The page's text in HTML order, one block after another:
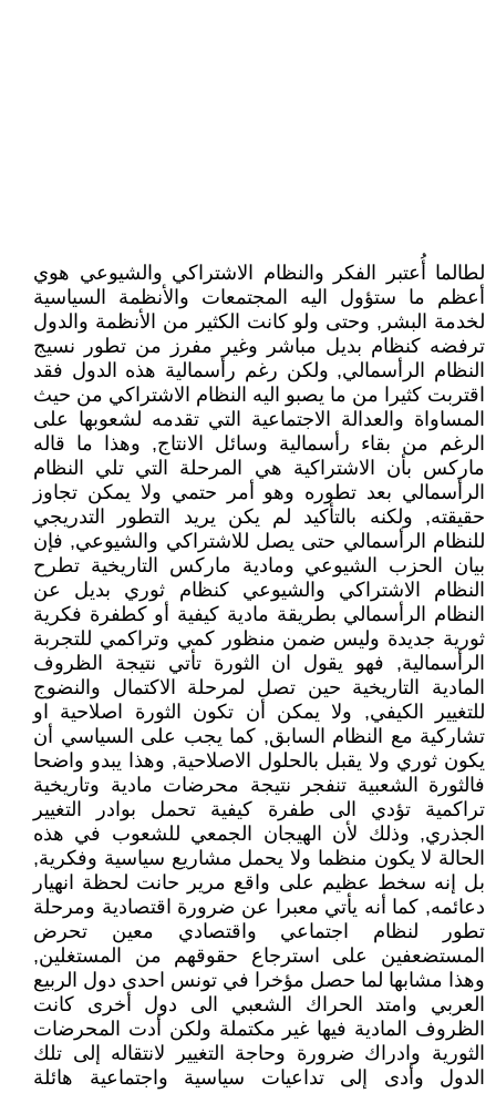
لطالما أُعتبر الفكر والنظام الاشتراكي والشيوعي هوي
أعظم ما ستؤول اليه المجتمعات والأنظمة السياسية
لخدمة البشر, وحتى ولو كانت الكثير من الأنظمة والدول
ترفضه كنظام بديل مباشر وغير مفرز من تطور نسيج
النظام الرأسمالي, ولكن رغم رأسمالية هذه الدول فقد
اقتربت كثيرا من ما يصبو اليه النظام الاشتراكي من حيث
المساواة والعدالة الاجتماعية التي تقدمه لشعوبها على
الرغم من بقاء رأسمالية وسائل الانتاج, وهذا ما قاله
ماركس بأن الاشتراكية هي المرحلة التي تلي النظام
الرأسمالي بعد تطوره وهو أمر حتمي ولا يمكن تجاوز
حقيقته, ولكنه بالتأكيد لم يكن يريد التطور التدريجي
للنظام الرأسمالي حتى يصل للاشتراكي والشيوعي, فإن
بيان الحزب الشيوعي ومادية ماركس التاريخية تطرح
النظام الاشتراكي والشيوعي كنظام ثوري بديل عن
النظام الرأسمالي بطريقة مادية كيفية أو كطفرة فكرية
ثورية جديدة وليس ضمن منظور كمي وتراكمي للتجربة
الرأسمالية, فهو يقول ان الثورة تأتي نتيجة الظروف
المادية التاريخية حين تصل لمرحلة الاكتمال والنضوج
للتغيير الكيفي, ولا يمكن أن تكون الثورة اصلاحية او
تشاركية مع النظام السابق, كما يجب على السياسي أن
يكون ثوري ولا يقبل بالحلول الاصلاحية, وهذا يبدو واضحا
فالثورة الشعبية تنفجر نتيجة محرضات مادية وتاريخية
تراكمية تؤدي الى طفرة كيفية تحمل بوادر التغيير
الجذري, وذلك لأن الهيجان الجمعي للشعوب في هذه
الحالة لا يكون منظما ولا يحمل مشاريع سياسية وفكرية,
بل إنه سخط عظيم على واقع مرير حانت لحظة انهيار
دعائمه, كما أنه يأتي معبرا عن ضرورة اقتصادية ومرحلة
تطور لنظام اجتماعي واقتصادي معين تحرض
المستضعفين على استرجاع حقوقهم من المستغلين,
وهذا مشابها لما حصل مؤخرا في تونس احدى دول الربيع
العربي وامتد الحراك الشعبي الى دول أخرى كانت
الظروف المادية فيها غير مكتملة ولكن أدت المحرضات
الثورية وادراك ضرورة وحاجة التغيير لانتقاله إلى تلك
الدول وأدى إلى تداعيات سياسية واجتماعية هائلة